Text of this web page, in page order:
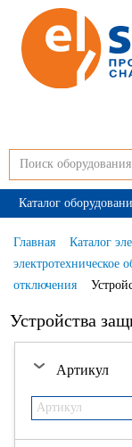
Каталог
Главная Каталог
электротехническое
отключения
Устройства
Артикул